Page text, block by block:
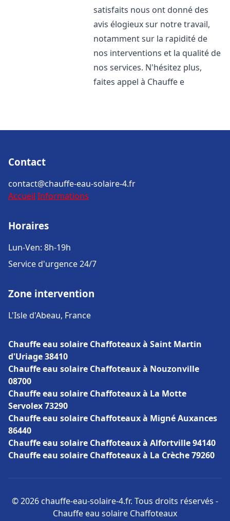
satisfaits nous ont donné des
avis élogieux sur notre travail,
notamment sur la rapidité de
nos interventions et la qualité de
nos services. N'hésitez plus,
faites appel à Chauffe e
Contact
contact@chauffe-eau-solaire-4.fr
Accueil Informations
Horaires
Lun-Ven: 8h-19h
Service d'urgence 24/7
Zone intervention
L'Isle d'Abeau, France
Chauffe eau solaire Chaffoteaux à Saint Martin
d'Uriage 38410
Chauffe eau solaire Chaffoteaux à Nouzonville
08700
Chauffe eau solaire Chaffoteaux à La Motte
Servolex 73290
Chauffe eau solaire Chaffoteaux à Migné Auxances
86440
Chauffe eau solaire Chaffoteaux à Alfortville 94140
Chauffe eau solaire Chaffoteaux à La Crèche 79260
© 2026 chauffe-eau-solaire-4.fr. Tous droits réservés -
Chauffe eau solaire Chaffoteaux